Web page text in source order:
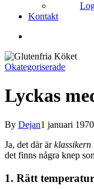
Kontakt
Okategoriserade
Lyckas
By Dejan1 januari 1970
Ja, det där ärklassikern
det finns några knep
1. Rätt